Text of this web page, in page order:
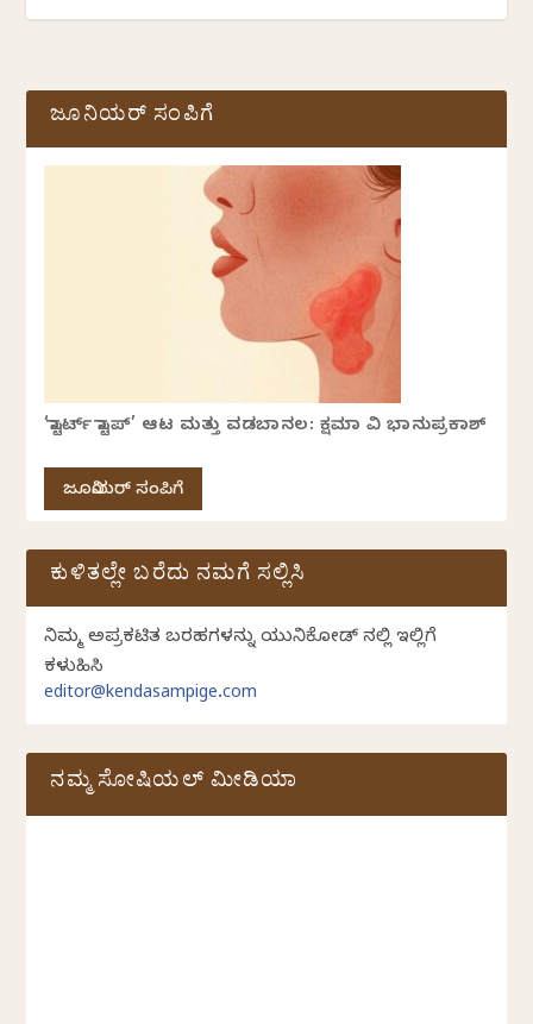
ಜೂನಿಯರ್ ಸಂಪಿಗೆ
‘ಸ್ಟಾರ್ಟ್ ಸ್ಟಾಪ್’ ಆಟ ಮತ್ತು ವಡಬಾನಲ: ಕ್ಷಮಾ ವಿ ಭಾನುಪ್ರಕಾಶ್
ಜೂನಿಯರ್ ಸಂಪಿಗೆ
ಕುಳಿತಲ್ಲೇ ಬರೆದು ನಮಗೆ ಸಲ್ಲಿಸಿ
ನಿಮ್ಮ ಅಪ್ರಕಟಿತ ಬರಹಗಳನ್ನು ಯುನಿಕೋಡ್ ನಲ್ಲಿ ಇಲ್ಲಿಗೆ
ಕಳುಹಿಸಿ
editor@kendasampige.com
ನಮ್ಮ ಸೋಷಿಯಲ್‌ ಮೀಡಿಯಾ